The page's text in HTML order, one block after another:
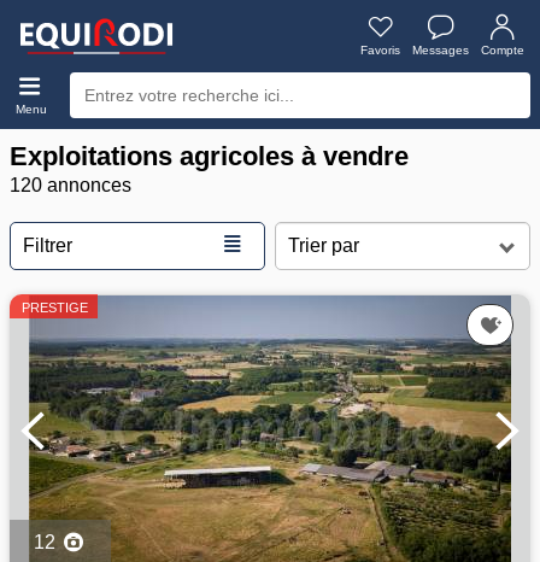
Favoris Messages Compte
Menu
Exploitations agricoles à vendre
120 annonces
Filtrer ≣
PRESTIGE
12